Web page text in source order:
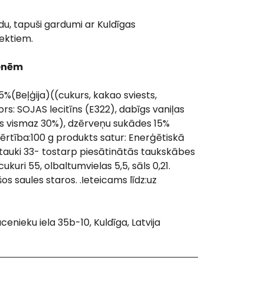
tapuši gardumi ar Kuldīgas
cukurs, kakao sviests,
SOJAS lecitīns (E322), dabīgs vaniļas
30%), dzērveņu sukādes 15%
g produkts satur: Enerģētiskā
33- tostarp piesātinātās taukskābes
55, olbaltumvielas 5,5, sāls 0,21.
saules staros. .Ieteicams līdz:uz
iela 35b-10, Kuldīga, Latvija